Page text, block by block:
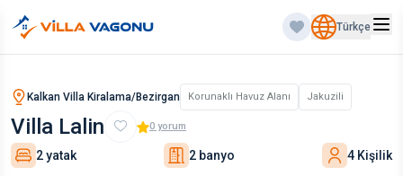
Türkçe
Kalkan Villa Kiralama/Bezirgan Korunaklı Havuz Alanı Jakuzili
Villa Lalin 0 yorum
2 yatak 2 banyo 4 Kişilik